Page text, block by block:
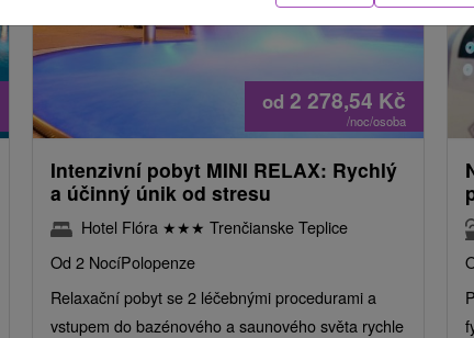
od 2 278,54 Kč
/noc/osoba
Intenzivní pobyt MINI RELAX: Rychlý
a účinný únik od stresu
Hotel Flóra ★★★ Trenčianske Teplice
Od 2 NocíPolopenze
Relaxační pobyt se 2 léčebnými procedurami a
vstupem do bazénového a saunového světa rychle